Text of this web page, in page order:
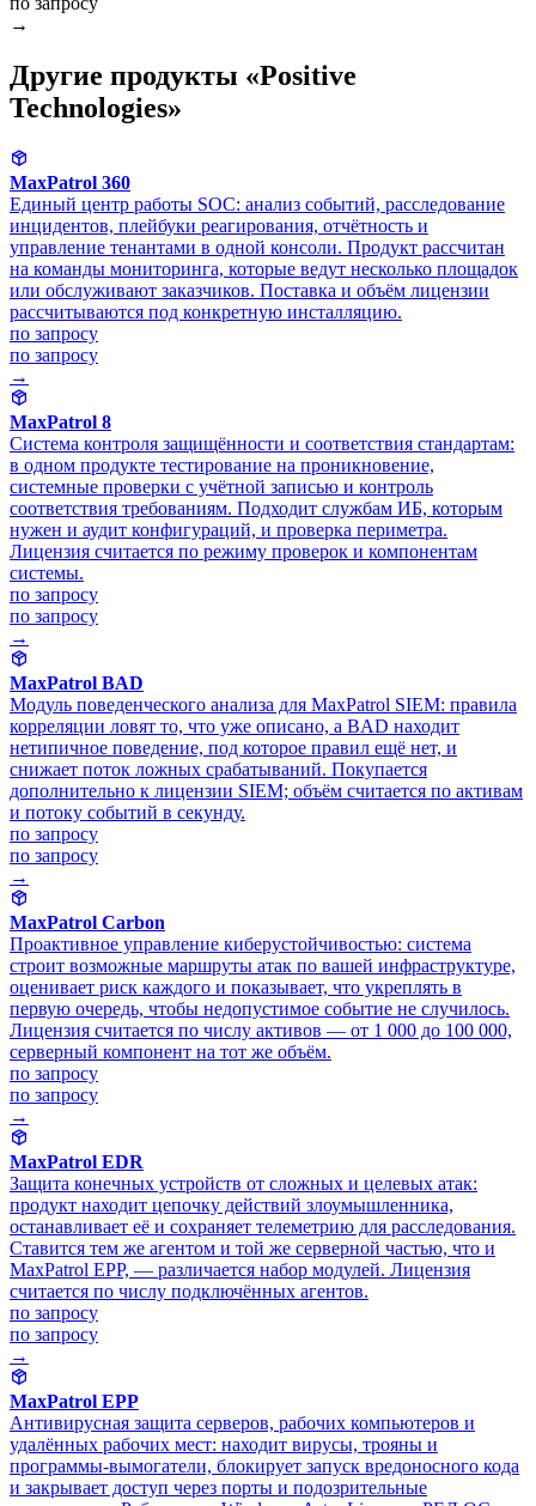
→
Другие продукты «Positive
Technologies»
MaxPatrol 360
Единый центр работы SOC: анализ событий, расследование
инцидентов, плейбуки реагирования, отчётность и
управление тенантами в одной консоли. Продукт рассчитан
на команды мониторинга, которые ведут несколько площадок
или обслуживают заказчиков. Поставка и объём лицензии
рассчитываются под конкретную инсталляцию.
по запросу
по запросу
→
MaxPatrol 8
Система контроля защищённости и соответствия стандартам:
в одном продукте тестирование на проникновение,
системные проверки с учётной записью и контроль
соответствия требованиям. Подходит службам ИБ, которым
нужен и аудит конфигураций, и проверка периметра.
Лицензия считается по режиму проверок и компонентам
системы.
по запросу
по запросу
→
MaxPatrol BAD
Модуль поведенческого анализа для MaxPatrol SIEM: правила
корреляции ловят то, что уже описано, а BAD находит
нетипичное поведение, под которое правил ещё нет, и
снижает поток ложных срабатываний. Покупается
дополнительно к лицензии SIEM; объём считается по активам
и потоку событий в секунду.
по запросу
по запросу
→
MaxPatrol Carbon
Проактивное управление киберустойчивостью: система
строит возможные маршруты атак по вашей инфраструктуре,
оценивает риск каждого и показывает, что укреплять в
первую очередь, чтобы недопустимое событие не случилось.
Лицензия считается по числу активов — от 1 000 до 100 000,
серверный компонент на тот же объём.
по запросу
по запросу
→
MaxPatrol EDR
Защита конечных устройств от сложных и целевых атак:
продукт находит цепочку действий злоумышленника,
останавливает её и сохраняет телеметрию для расследования.
Ставится тем же агентом и той же серверной частью, что и
MaxPatrol EPP, — различается набор модулей. Лицензия
считается по числу подключённых агентов.
по запросу
по запросу
→
MaxPatrol EPP
Антивирусная защита серверов, рабочих компьютеров и
удалённых рабочих мест: находит вирусы, трояны и
программы-вымогатели, блокирует запуск вредоносного кода
и закрывает доступ через порты и подозрительные